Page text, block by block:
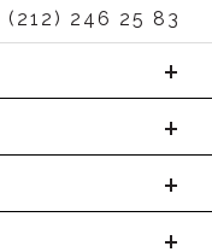
(212) 246 25 83